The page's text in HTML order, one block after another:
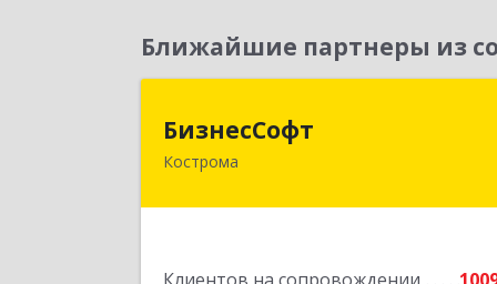
Ближайшие партнеры из
БизнесСофт
Кострома
156016, Костромская обл, Кострома г,